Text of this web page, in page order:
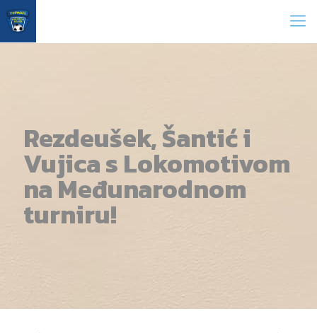
Rezdeušek, Šantić i
Vujica s Lokomotivom
na Međunarodnom
turniru!